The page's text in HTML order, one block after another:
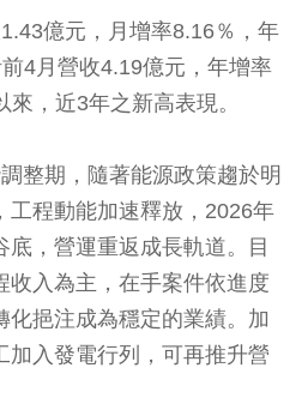
億元，月增率8.16％，年
4月營收4.19億元，年增率
，近3年之新高表現。
整期，隨著能源政策趨於明
工程動能加速釋放，2026年
底，營運重返成長軌道。目
收入為主，在手案件依進度
化挹注成為穩定的業績。加
加入發電行列，可再推升營